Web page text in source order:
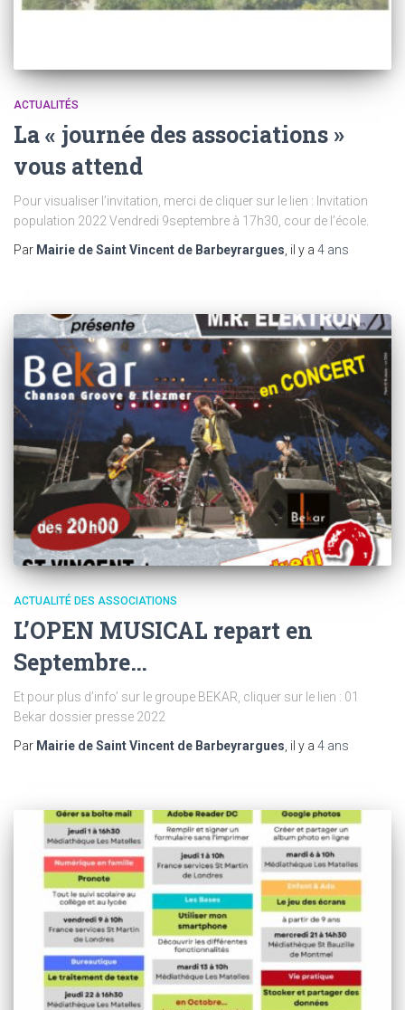
ACTUALITÉS
La « journée des associations »
vous attend
Pour visualiser l’invitation, merci de cliquer sur le lien : Invitation
population 2022 Vendredi 9septembre à 17h30, cour de l’école.
Par Mairie de Saint Vincent de Barbeyrargues , il y a 4 ans
ACTUALITÉ DES ASSOCIATIONS
L’OPEN MUSICAL repart en
Septembre…
Et pour plus d’info’ sur le groupe BEKAR, cliquer sur le lien : 01
Bekar dossier presse 2022
Par Mairie de Saint Vincent de Barbeyrargues, il y a 4 ans